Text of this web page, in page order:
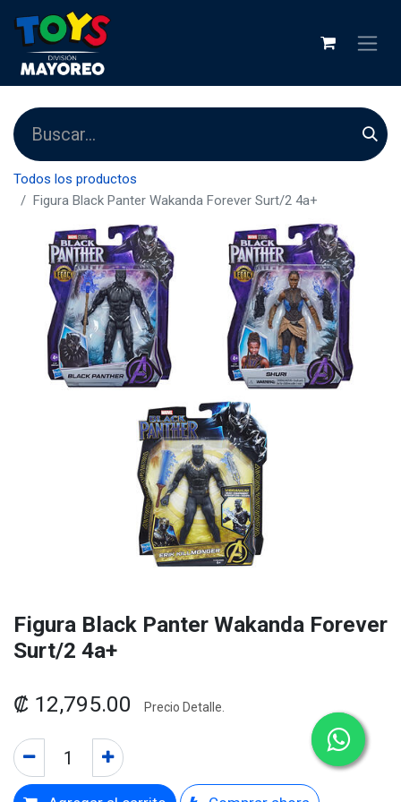
Todos los productos
Figura Black Panter Wakanda Forever Surt/2 4a+
Figura Black Panter Wakanda Forever
Surt/2 4a+
₡ 12,795.00 Precio Detalle.